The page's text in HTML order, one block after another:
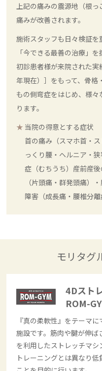
上記の痛みの震源地（根
痛みが改善されます。
施術スタッフも日々検証を
「今できる最善の治療」
初診患者様が来院された
年現在）］をもって、骨
もの側弯症をはじめ、様
ります。
当院の得意とする症状
首の痛み（スマホ首・
っくり腰・ヘルニア・
症（むちうち）産前産
（片頭痛・群発頭痛）
障害（成長痛・腰椎分離
モリタグ
4Dスト
ROM-
『真の柔軟性』をテーマ
施設です。筋肉や腱が伸
を利用したストレッチマシ
トレーニングとは異なり